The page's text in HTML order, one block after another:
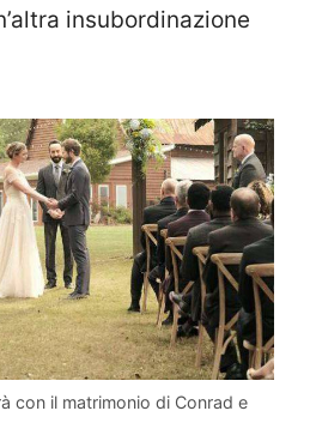
insubordinazione
con il matrimonio di Conrad e